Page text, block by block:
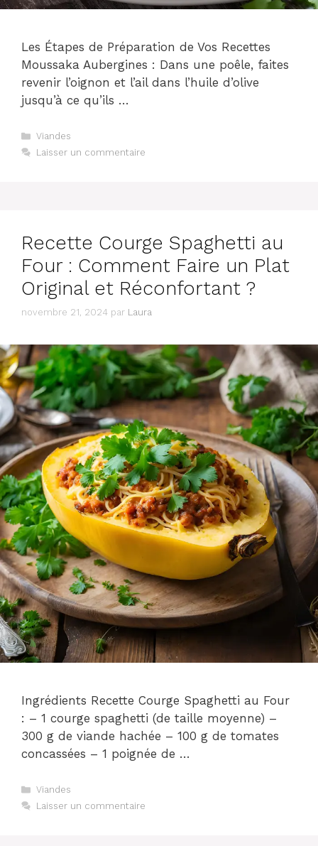
Les Étapes de Préparation de Vos Recettes
Moussaka Aubergines : Dans une poêle, faites
revenir l’oignon et l’ail dans l’huile d’olive
jusqu’à ce qu’ils …
Catégories
Viandes
Laisser un commentaire
Recette Courge Spaghetti au
Four : Comment Faire un Plat
Original et Réconfortant ?
novembre 21, 2024 par Laura
Ingrédients Recette Courge Spaghetti au Four
: – 1 courge spaghetti (de taille moyenne) –
300 g de viande hachée – 100 g de tomates
concassées – 1 poignée de …
Catégories
Viandes
Laisser un commentaire